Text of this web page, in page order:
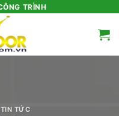
TRÌNH
TIN TỨC